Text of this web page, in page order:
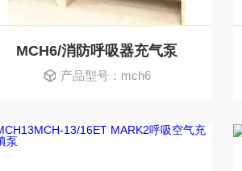
MCH6/消防呼吸器充气泵
产品型号：mch6